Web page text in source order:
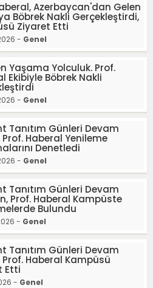
Azerbaycan'dan Gelen
Böbrek Nakli Gerçekleştirdi,
Ziyaret Etti
- Genel
Yaşama Yolculuk. Prof.
Ekibiyle Böbrek Nakli
- Genel
Tanıtım Günleri Devam
Prof. Haberal Yenileme
Denetledi
- Genel
Tanıtım Günleri Devam
Prof. Haberal Kampüste
Bulundu
- Genel
Tanıtım Günleri Devam
Prof. Haberal Kampüsü
Etti
- Genel